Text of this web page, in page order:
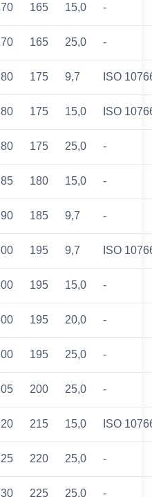
165 15,0 -
165 25,0 -
175 9,7 ISO
175 15,0 ISO
175 25,0 -
180 15,0 -
185 9,7 -
195 9,7 ISO
195 15,0 -
195 20,0 -
195 25,0 -
200 25,0 -
215 15,0 ISO
220 25,0 -
225 25,0 -